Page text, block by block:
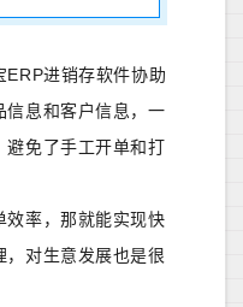
ERP进销存软件协助
信息和客户信息，一
避免了手工开单和打
效率，那就能实现快
，对生意发展也是很